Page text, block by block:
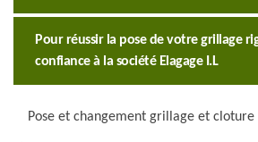
Pour réussir la pose de votre grillage
confiance à la société Elagage I.L
Pose et changement grillage et cloture